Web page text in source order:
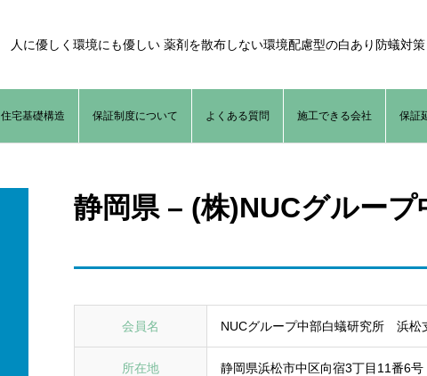
人に優しく環境にも優しい 薬剤を散布しない環境配慮型の白あり防蟻対策
住宅基礎構造 保証制度について よくある質問 施工できる会社 保証
静岡県 – (株)NUCグルー
会員名 NUCグループ中部白蟻研究所 浜松
所在地 静岡県浜松市中区向宿3丁目11番6号